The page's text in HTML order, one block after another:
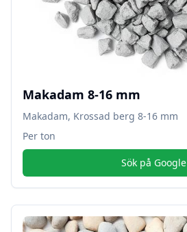
Makadam 8-16 mm
Makadam, Krossad berg 8-16 mm
Per ton
Sök på Google